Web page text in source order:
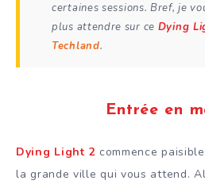
certaines sessions. Bref, je
plus attendre sur ce Dying
Techland.
Entrée en
Dying Light 2 commence
la grande ville qui vous attend.